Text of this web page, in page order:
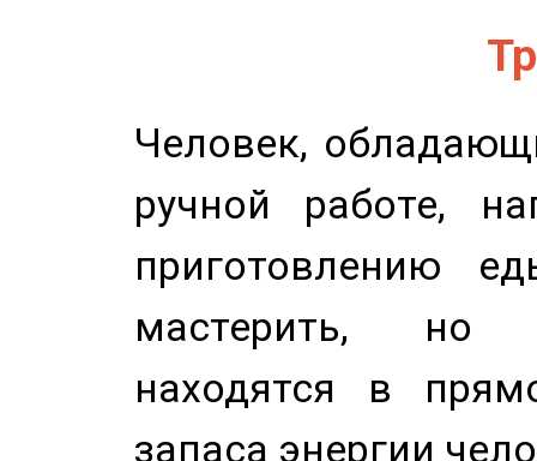
Человек,
ручной работе,
приготовлению
мастерить, но
находятся в
запаса энергии